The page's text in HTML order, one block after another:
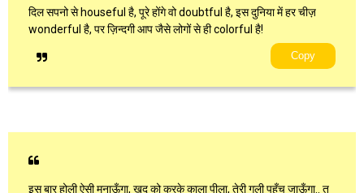
दिल सपनो से houseful है, पूरे होंगे वो doubtful है, इस दुनिया में हर चीज़
wonderful है, पर ज़िन्दगी आप जैसे लोगों से ही colorful है!
Copy
इस बार होली ऐसी मनाऊँगा, खुद को करके काला पीला, तेरी गली पहुँच जाऊँगा.. तू